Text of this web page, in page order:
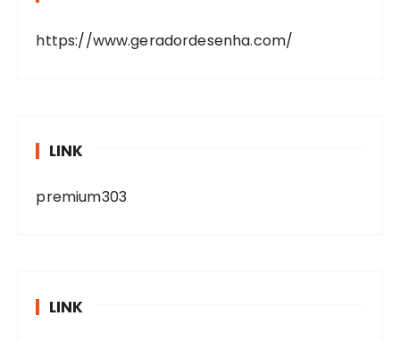
https://www.geradordesenha.com/
LINK
premium303
LINK